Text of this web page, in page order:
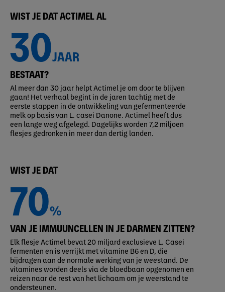
WIST JE DAT ACTIMEL AL
30JAAR
BESTAAT?
Al meer dan 30 jaar helpt Actimel je om door te blijven
gaan! Het verhaal begint in de jaren tachtig met de
eerste stappen in de ontwikkeling van gefermenteerde
melk op basis van L. casei Danone. Actimel heeft dus
een lange weg afgelegd. Dagelijks worden 7,2 miljoen
flesjes gedronken in meer dan dertig landen.
WIST JE DAT
70%
VAN JE IMMUUNCELLEN IN JE DARMEN ZITTEN?​
Elk flesje Actimel bevat 20 miljard exclusieve L. Casei
fermenten en is verrijkt met vitamine B6 en D, die
bijdragen aan de normale werking van je weestand. De
vitamines worden deels via de bloedbaan opgenomen en
reizen naar de rest van het lichaam om je weerstand te
ondersteunen.